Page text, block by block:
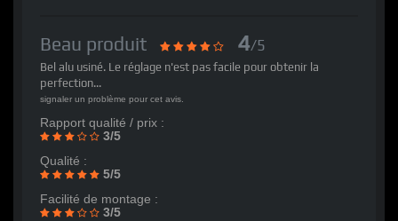
Beau produit 4/5
Bel alu usiné. Le réglage n'est pas facile pour obtenir la
perfection...
signaler un problème pour cet avis.
Rapport qualité / prix :
3/5
Qualité :
5/5
Facilité de montage :
3/5